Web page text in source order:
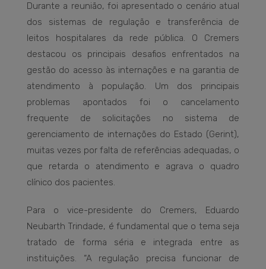
Durante a reunião, foi apresentado o cenário atual
dos sistemas de regulação e transferência de
leitos hospitalares da rede pública. O Cremers
destacou os principais desafios enfrentados na
gestão do acesso às internações e na garantia de
atendimento à população. Um dos principais
problemas apontados foi o cancelamento
frequente de solicitações no sistema de
gerenciamento de internações do Estado (Gerint),
muitas vezes por falta de referências adequadas, o
que retarda o atendimento e agrava o quadro
clínico dos pacientes.
Para o vice-presidente do Cremers, Eduardo
Neubarth Trindade, é fundamental que o tema seja
tratado de forma séria e integrada entre as
instituições. “A regulação precisa funcionar de